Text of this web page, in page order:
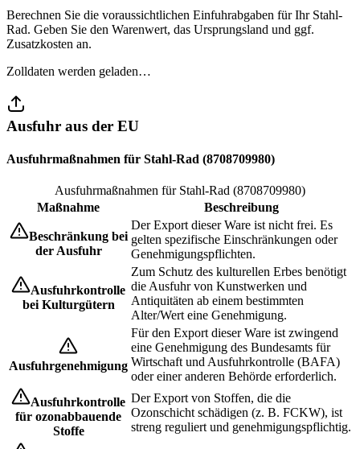
Berechnen Sie die voraussichtlichen Einfuhrabgaben für Ihr Stahl-
Rad. Geben Sie den Warenwert, das Ursprungsland und ggf.
Zusatzkosten an.
Zolldaten werden geladen…
Ausfuhr aus der EU
Ausfuhrmaßnahmen für Stahl-Rad (8708709980)
Ausfuhrmaßnahmen für Stahl-Rad (8708709980)
Maßnahme
Beschreibung
Beschränkung bei
der Ausfuhr
Der Export dieser Ware ist nicht frei. Es
gelten spezifische Einschränkungen oder
Genehmigungspflichten.
Ausfuhrkontrolle
bei Kulturgütern
Zum Schutz des kulturellen Erbes benötigt
die Ausfuhr von Kunstwerken und
Antiquitäten ab einem bestimmten
Alter/Wert eine Genehmigung.
Ausfuhrgenehmigung
Für den Export dieser Ware ist zwingend
eine Genehmigung des Bundesamts für
Wirtschaft und Ausfuhrkontrolle (BAFA)
oder einer anderen Behörde erforderlich.
Ausfuhrkontrolle
für ozonabbauende
Stoffe
Der Export von Stoffen, die die
Ozonschicht schädigen (z. B. FCKW), ist
streng reguliert und genehmigungspflichtig.